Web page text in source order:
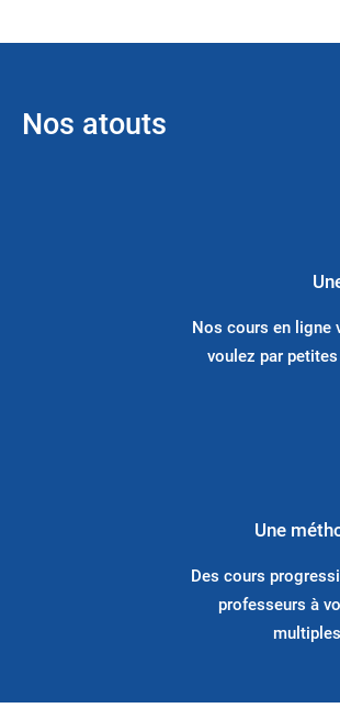
Nos atouts
Nos cours en ligne
voulez par
Une
Des cours
professeurs à